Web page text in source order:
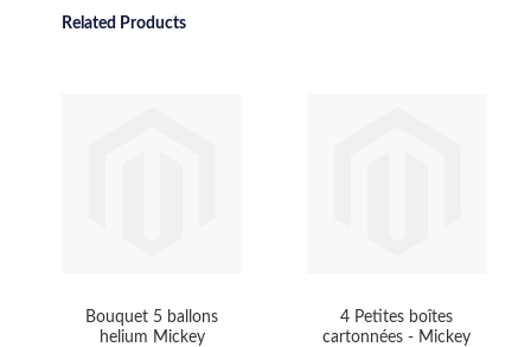
Related Products
Bouquet 5 ballons
helium Mickey
4 Petites boîtes
cartonnées - Mickey